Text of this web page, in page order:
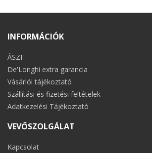
INFORMÁCIÓK
ÁSZF
De'Longhi extra garancia
Vásárlói tájékoztató
Szállítási és fizetési feltételek
Adatkezelési Tájékoztató
VEVŐSZOLGÁLAT
Kapcsolat